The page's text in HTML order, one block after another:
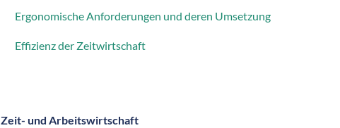
Ergonomische Anforderungen und deren Umsetzung
Effizienz der Zeitwirtschaft
Zeit- und Arbeitswirtschaft